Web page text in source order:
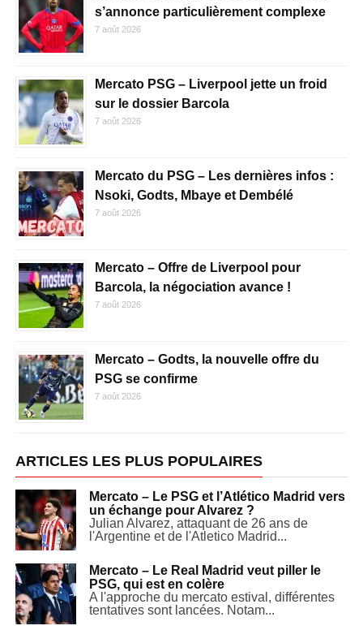
s’annonce particulièrement complexe
7 août 2026
Mercato PSG – Liverpool jette un froid
sur le dossier Barcola
7 août 2026
Mercato du PSG – Les dernières infos :
Nsoki, Godts, Mbaye et Dembélé
7 août 2026
Mercato – Offre de Liverpool pour
Barcola, la négociation avance !
7 août 2026
Mercato – Godts, la nouvelle offre du
PSG se confirme
7 août 2026
ARTICLES LES PLUS POPULAIRES
Mercato – Le PSG et l’Atlético Madrid vers
un échange pour Alvarez ?
Julian Alvarez, attaquant de 26 ans de
l'Argentine et de l'Atletico Madrid...
Mercato – Le Real Madrid veut piller le
PSG, qui est en colère
A l'approche du mercato estival, différentes
tentatives sont lancées. Notam...